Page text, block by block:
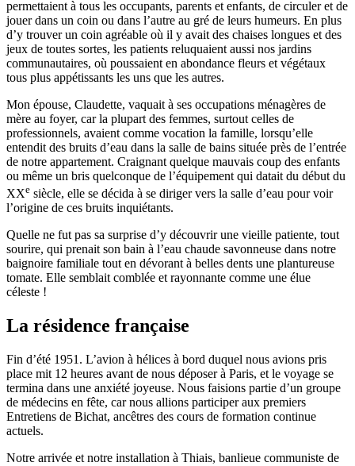
permettaient à tous les occupants, parents et enfants, de circuler et de
jouer dans un coin ou dans l’autre au gré de leurs humeurs. En plus
d’y trouver un coin agréable où il y avait des chaises longues et des
jeux de toutes sortes, les patients reluquaient aussi nos jardins
communautaires, où poussaient en abondance fleurs et végétaux
tous plus appétissants les uns que les autres.
Mon épouse, Claudette, vaquait à ses occupations ménagères de
mère au foyer, car la plupart des femmes, surtout celles de
professionnels, avaient comme vocation la famille, lorsqu’elle
entendit des bruits d’eau dans la salle de bains située près de l’entrée
de notre appartement. Craignant quelque mauvais coup des enfants
ou même un bris quelconque de l’équipement qui datait du début du
XXe siècle, elle se décida à se diriger vers la salle d’eau pour voir
l’origine de ces bruits inquiétants.
Quelle ne fut pas sa surprise d’y découvrir une vieille patiente, tout
sourire, qui prenait son bain à l’eau chaude savonneuse dans notre
baignoire familiale tout en dévorant à belles dents une plantureuse
tomate. Elle semblait comblée et rayonnante comme une élue
céleste !
La résidence française
Fin d’été 1951. L’avion à hélices à bord duquel nous avions pris
place mit 12 heures avant de nous déposer à Paris, et le voyage se
termina dans une anxiété joyeuse. Nous faisions partie d’un groupe
de médecins en fête, car nous allions participer aux premiers
Entretiens de Bichat, ancêtres des cours de formation continue
actuels.
Notre arrivée et notre installation à Thiais, banlieue communiste de